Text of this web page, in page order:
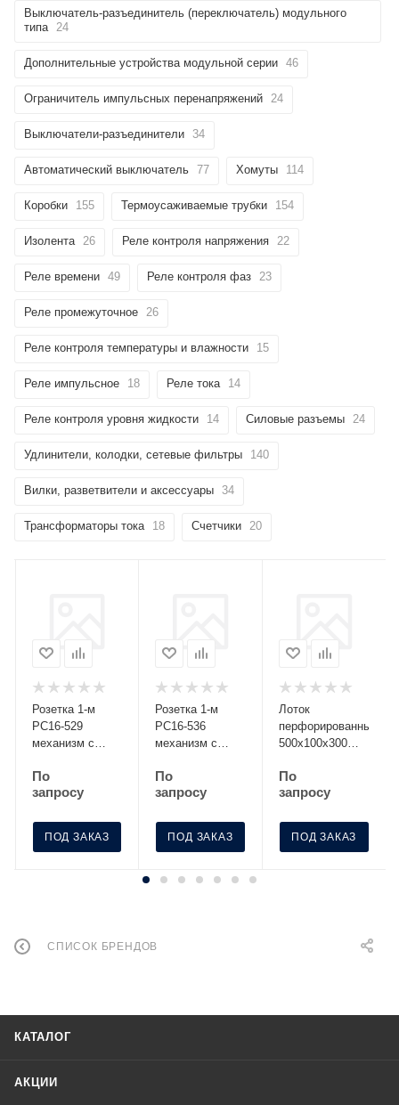
Выключатель-разъединитель (переключатель) модульного
типа 24
Дополнительные устройства модульной серии 46
Ограничитель импульсных перенапряжений 24
Выключатели-разъединители 34
Автоматический выключатель 77 Хомуты 114
Коробки 155 Термоусаживаемые трубки 154
Изолента 26 Реле контроля напряжения 22
Реле времени 49 Реле контроля фаз 23
Реле промежуточное 26
Реле контроля температуры и влажности 15
Реле импульсное 18 Реле тока 14
Реле контроля уровня жидкости 14 Силовые разъемы 24
Удлинители, колодки, сетевые фильтры 140
Вилки, разветвители и аксессуары 34
Трансформаторы тока 18 Счетчики 20
Розетка 1-м
РС16-529
механизм с
шторками
серебро Без
п.1ст.118 НК
По
запросу
ПОД ЗАКАЗ
Розетка 1-м
РС16-536
механизм с
крышкой с защ.
шторк. графит
п.п.1,16
п.1ст.118 НК
По
запросу
ПОД ЗАКАЗ
Лоток
перфорированный
500х100х300
100-3
По
запросу
ПОД ЗАКАЗ
СПИСОК БРЕНДОВ
КАТАЛОГ
АКЦИИ